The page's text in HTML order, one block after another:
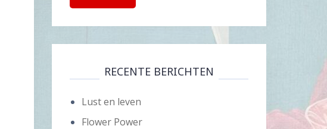
RECENTE BERICHTEN
Lust en leven
Flower Power